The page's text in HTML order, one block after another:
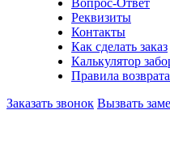
Реквизиты
Контакты
Как сделать заказ
Калькулятор
Правила
Заказать звонок Вызвать